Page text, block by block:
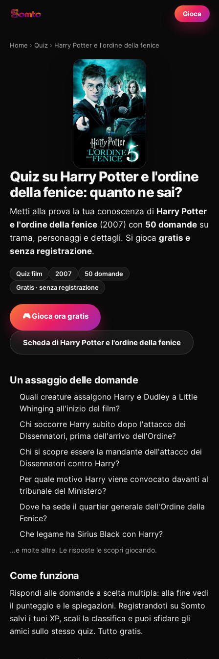
Gioca
Home › Quiz › Harry Potter e l'ordine della fenice
Quiz su Harry Potter e l'ordine
della fenice: quanto ne sai?
Metti alla prova la tua conoscenza di Harry Potter
e l'ordine della fenice (2007) con 50 domande su
trama, personaggi e dettagli. Si gioca gratis e
senza registrazione.
Quiz film 2007
50 domande
Gratis · senza registrazione
🎮 Gioca ora gratis
Scheda di Harry Potter e l'ordine della fenice
Un assaggio delle domande
Quali creature assalgono Harry e Dudley a Little
Whinging all'inizio del film?
Chi soccorre Harry subito dopo l'attacco dei
Dissennatori, prima dell'arrivo dell'Ordine?
Chi si scopre essere la mandante dell'attacco dei
Dissennatori contro Harry?
Per quale motivo Harry viene convocato davanti al
tribunale del Ministero?
Dove ha sede il quartier generale dell'Ordine della
Fenice?
Che legame ha Sirius Black con Harry?
…e molte altre. Le risposte le scopri giocando.
Come funziona
Rispondi alle domande a scelta multipla: alla fine vedi
il punteggio e le spiegazioni. Registrandoti su Somto
salvi i tuoi XP, scali la classifica e puoi sfidare gli
amici sullo stesso quiz. Tutto gratis.